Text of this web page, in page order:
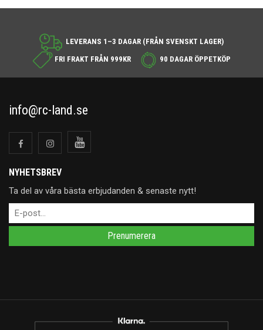
LEVERANS 1–3 DAGAR (FRÅN SVENSKT LAGER)
FRI FRAKT FRÅN 999KR
90 DAGAR ÖPPETKÖP
info@rc-land.se
NYHETSBREV
Ta del av våra bästa erbjudanden & senaste nytt!
Prenumerera